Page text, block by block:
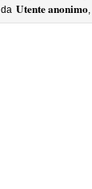
da Utente anonimo,